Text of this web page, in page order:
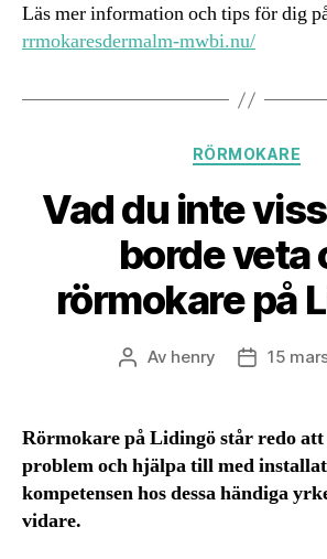
Läs mer information och tips för dig
rrmokaresdermalm-mwbi.nu/
Kategorier
RÖRMOKARE
Vad du inte
borde veta
rörmokare på
Inläggsförfattare
Av henry 15
Rörmokare på Lidingö står redo
problem och hjälpa till med
kompetensen hos dessa händiga
vidare.